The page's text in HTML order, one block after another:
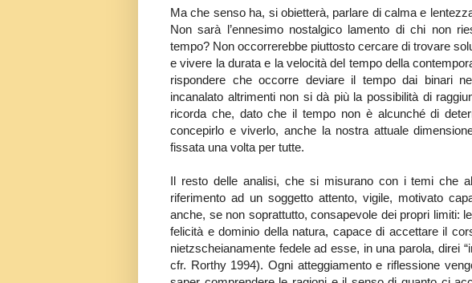
Ma che senso ha, si obietterà, parlare di calma e
Non sarà l’ennesimo nostalgico lamento di chi non
tempo? Non occorrerebbe piuttosto cercare di trovare
e vivere la durata e la velocità del tempo della
rispondere che occorre deviare il tempo dai binari
incanalato altrimenti non si dà più la possibilità di
ricorda che, dato che il tempo non è alcunché di
concepirlo e viverlo, anche la nostra attuale
fissata una volta per tutte.
Il resto delle analisi, che si misurano con i temi che
riferimento ad un soggetto attento, vigile, motivato
anche, se non soprattutto, consapevole dei propri limiti:
felicità e dominio della natura, capace di accettare il
nietzscheianamente fedele ad esse, in una parola, direi
cfr. Rorthy 1994). Ogni atteggiamento e riflessione